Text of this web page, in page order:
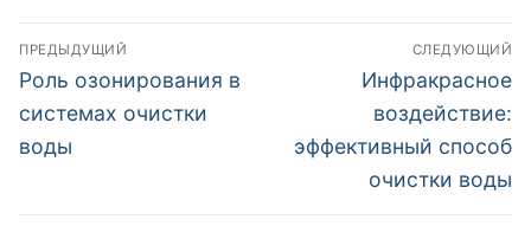
Навигация
по
записям
ПРЕДЫДУЩИЙ
Предыдущая
запись:
Роль озонирования в
системах очистки
воды
СЛЕДУЮЩИЙ
Следующая
запись:
Инфракрасное
воздействие:
эффективный способ
очистки воды